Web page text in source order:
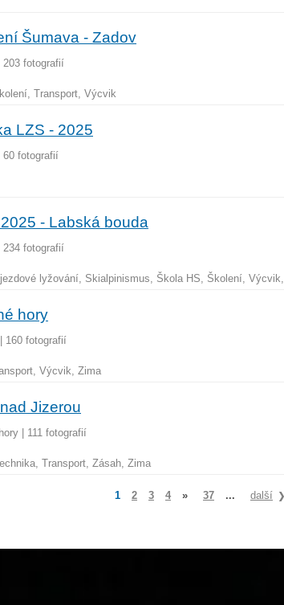
Šumava - Zadov
203 fotografií
Transport, Výcvik
LZS - 2025
60 fotografií
- Labská bouda
234 fotografií
lyžování, Skialpinismus, Škola HS, Školení, Výcvik,
hory
160 fotografií
Výcvik, Zima
Jizerou
111 fotografií
Transport, Zásah, Zima
1 2 3 4 » 37 ... další